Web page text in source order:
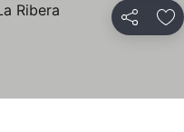
Compartir